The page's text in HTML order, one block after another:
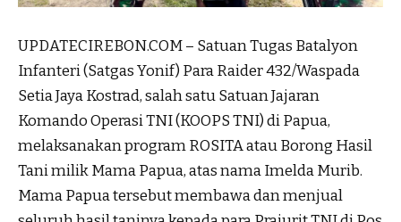
UPDATECIREBON.COM – Satuan Tugas Batalyon
Infanteri (Satgas Yonif) Para Raider 432/Waspada
Setia Jaya Kostrad, salah satu Satuan Jajaran
Komando Operasi TNI (KOOPS TNI) di Papua,
melaksanakan program ROSITA atau Borong Hasil
Tani milik Mama Papua, atas nama Imelda Murib.
Mama Papua tersebut membawa dan menjual